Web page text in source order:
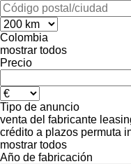
Colombia
mostrar todos
Precio
Tipo de anuncio
venta del fabricante
crédito a plazos permuta
mostrar todos
Año de fabricación